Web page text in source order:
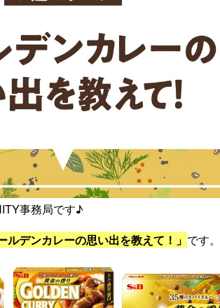
事務局です♪
ルデンカレーの思い出を教えて！」 です。